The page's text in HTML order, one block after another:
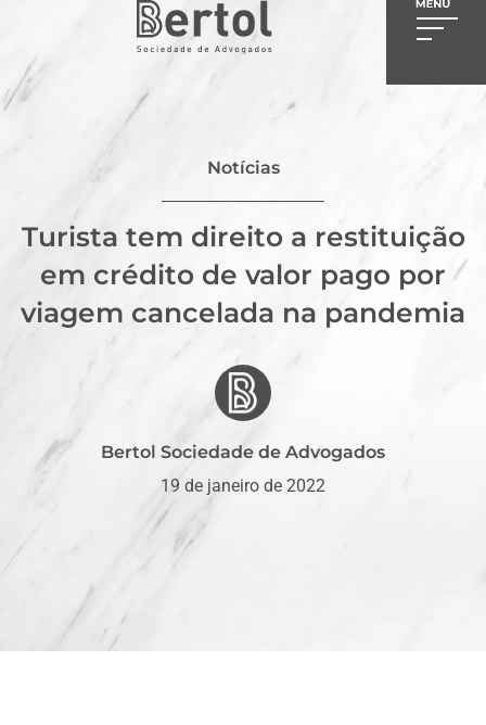
Notícias
Turista tem direito a restituição
em crédito de valor pago por
viagem cancelada na pandemia
Bertol Sociedade de Advogados
19 de janeiro de 2022